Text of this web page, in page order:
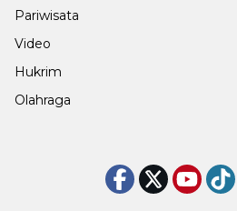
Pariwisata
Video
Hukrim
Olahraga